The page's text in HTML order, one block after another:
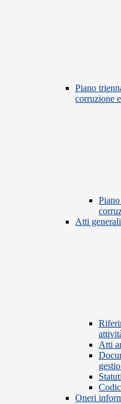
Piano
corruzione
Atti generali
Atti
Oneri